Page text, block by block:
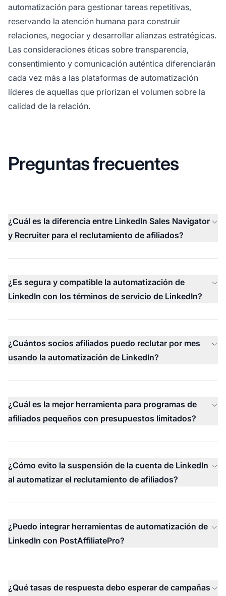
automatización para gestionar tareas repetitivas,
reservando la atención humana para construir
relaciones, negociar y desarrollar alianzas estratégicas.
Las consideraciones éticas sobre transparencia,
consentimiento y comunicación auténtica diferenciarán
cada vez más a las plataformas de automatización
líderes de aquellas que priorizan el volumen sobre la
calidad de la relación.
Preguntas frecuentes
¿Cuál es la diferencia entre LinkedIn Sales Navigator
y Recruiter para el reclutamiento de afiliados?
¿Es segura y compatible la automatización de
LinkedIn con los términos de servicio de LinkedIn?
¿Cuántos socios afiliados puedo reclutar por mes
usando la automatización de LinkedIn?
¿Cuál es la mejor herramienta para programas de
afiliados pequeños con presupuestos limitados?
¿Cómo evito la suspensión de la cuenta de LinkedIn
al automatizar el reclutamiento de afiliados?
¿Puedo integrar herramientas de automatización de
LinkedIn con PostAffiliatePro?
¿Qué tasas de respuesta debo esperar de campañas